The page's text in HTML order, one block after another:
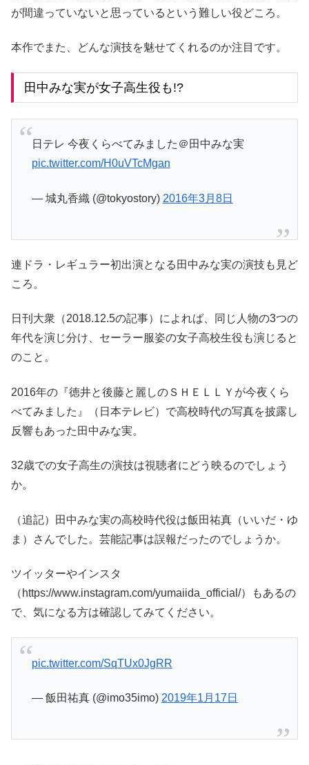
が間違っていないと思っているという難しい役どころ。
本作でまた、どんな演技を魅せてくれるのか注目です。
田中みな実が女子高生役も!?
日テレ 今夜くらべてみました＠田中みな実
pic.twitter.com/H0uVTcMgan
— 城丸香織 (@tokyostory) 2016年3月8日
連ドラ・レギュラー初出演となる田中みな実の演技も見ど
ころ。
日刊大衆（2018.12.5の記事）によれば、同じ人物の3つの
年代を演じ分け、セーラー服姿の女子高校生役も演じると
のこと。
2016年の『徳井と後藤と麗しのＳＨＥＬＬＹが今夜くら
べてみました』（日本テレビ）で高校時代の写真を披露し
反響もあった田中みな実。
32歳での女子高生の演技は視聴者にどう映るのでしょう
か。
（追記）田中みな実の高校時代役は飯田祐真（いいだ・ゆ
ま）さんでした。芸能記事は誤報だったのでしょうか。
ツイッターやインスタ
（https://www.instagram.com/yumaiida_official/）もあるの
で、気になる方は確認してみてください。
pic.twitter.com/SqTUx0JgRR
— 飯田祐真 (@imo35imo) 2019年1月17日